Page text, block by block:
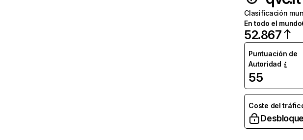
Clasificación
En todo el mundo
52.867
Puntuación de
Autoridad
55
Coste del